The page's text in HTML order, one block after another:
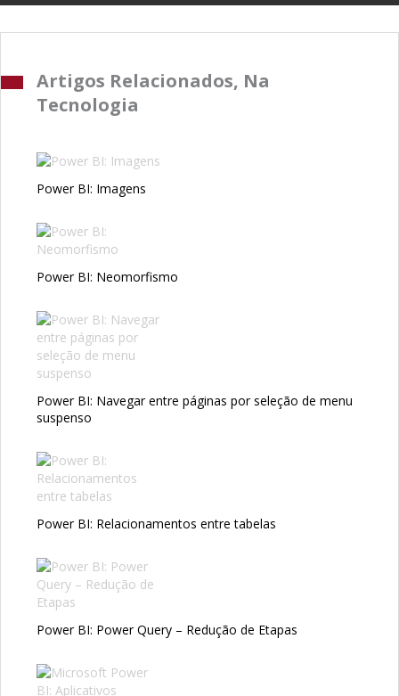
Artigos Relacionados, Na
Tecnologia
Power BI: Imagens
Power BI: Neomorfismo
Power BI: Navegar entre páginas por seleção de menu
suspenso
Power BI: Relacionamentos entre tabelas
Power BI: Power Query – Redução de Etapas